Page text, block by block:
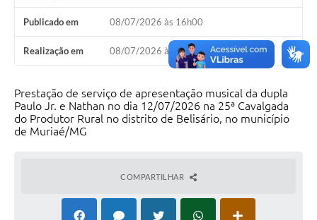
Publicado em 08/07/2026 às 16h00
Realização em 08/07/2026 às 16h00
Prestação de serviço de apresentação musical da dupla
Paulo Jr. e Nathan no dia 12/07/2026 na 25ª Cavalgada
do Produtor Rural no distrito de Belisário, no município
de Muriaé/MG
COMPARTILHAR